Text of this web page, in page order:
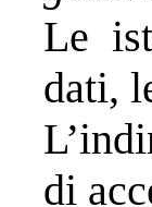
Le
dati,
di